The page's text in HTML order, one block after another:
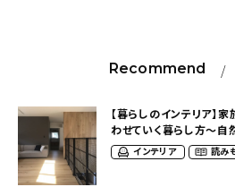
Recommend
【暮らしのインテリア】
わせていく暮らし方〜
（srms_houseさん）
インテリア 読み